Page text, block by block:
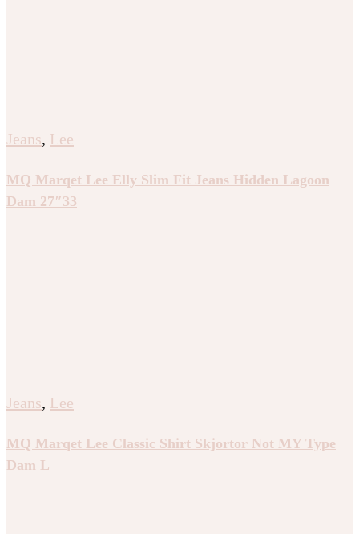
Jeans, Lee
MQ Marqet Lee Elly Slim Fit Jeans Hidden Lagoon
Dam 27″33
Jeans, Lee
MQ Marqet Lee Classic Shirt Skjortor Not MY Type
Dam L